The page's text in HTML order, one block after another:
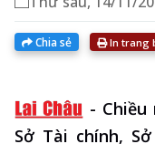
Chia sẻ In trang
-
Sở Tài chính,